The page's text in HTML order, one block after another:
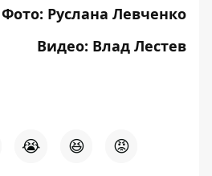
Фото: Руслана Левченко
Видео: Влад Лестев
😭 😆 😡